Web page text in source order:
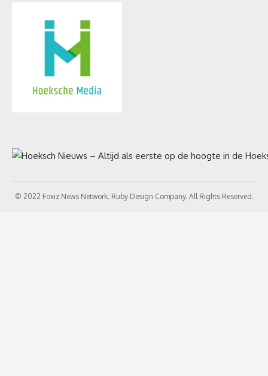
© 2022 Foxiz News Network. Ruby Design Company. All Rights Reserved.